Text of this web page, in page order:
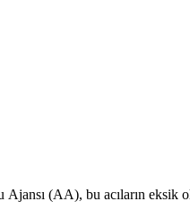
(AA), bu acıların eksik